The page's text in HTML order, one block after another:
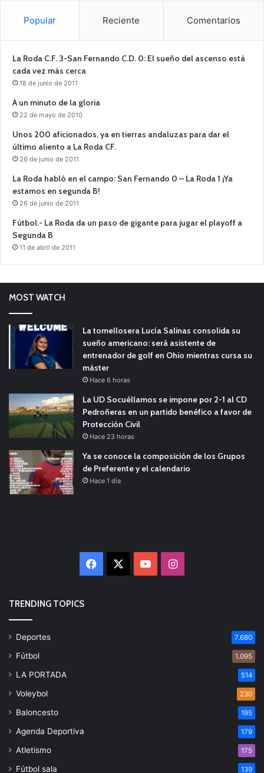
Popular Reciente Comentarios
La Roda C.F. 3-San Fernando C.D. 0: El sueño del ascenso está
cada vez más cerca
18 de junio de 2011
A un minuto de la gloria
22 de mayo de 2010
Unos 200 aficionados, ya en tierras andaluzas para dar el
último aliento a La Roda CF.
26 de junio de 2011
La Roda habló en el campo: San Fernando 0 – La Roda 1 ¡Ya
estamos en segunda B!
26 de junio de 2011
Fútbol.- La Roda da un paso de gigante para jugar el playoff a
Segunda B
11 de abril de 2011
MOST WATCH
La tomellosera Lucía Salinas consolida su
sueño americano: será asistente de
entrenador de golf en Ohio mientras cursa su
máster
Hace 6 horas
La UD Socuéllamos se impone por 2-1 al CD
Pedroñeras en un partido benéfico a favor de
Protección Civil
Hace 23 horas
Ya se conoce la composición de los Grupos
de Preferente y el calendario
Hace 1 día
Facebook YouTubeInstagram
TRENDING TOPICS
Deportes 7.680
Fútbol 1.095
LA PORTADA 514
Voleybol 230
Baloncesto 195
Agenda Deportiva 179
Atletismo 175
Fútbol sala 139